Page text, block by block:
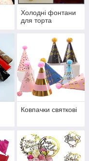
Холодні фонтани
для торта
Ковпачки святкові